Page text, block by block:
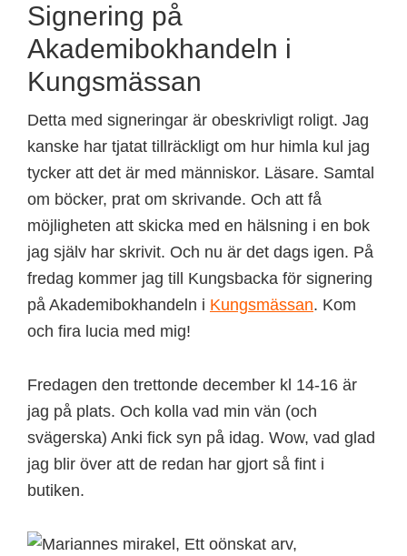
Signering på
Akademibokhandeln i
Kungsmässan
Detta med signeringar är obeskrivligt roligt. Jag
kanske har tjatat tillräckligt om hur himla kul jag
tycker att det är med människor. Läsare. Samtal
om böcker, prat om skrivande. Och att få
möjligheten att skicka med en hälsning i en bok
jag själv har skrivit. Och nu är det dags igen. På
fredag kommer jag till Kungsbacka för signering
på Akademibokhandeln i Kungsmässan. Kom
och fira lucia med mig!
Fredagen den trettonde december kl 14-16 är
jag på plats. Och kolla vad min vän (och
svägerska) Anki fick syn på idag. Wow, vad glad
jag blir över att de redan har gjort så fint i
butiken.